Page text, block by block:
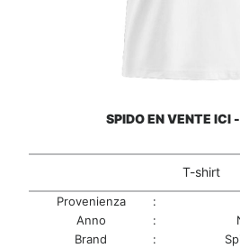
SPIDO EN VENTE ICI
T-shirt
Provenienza :
Anno
:
Brand
: